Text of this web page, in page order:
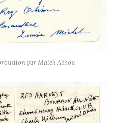
par Malek Abbou